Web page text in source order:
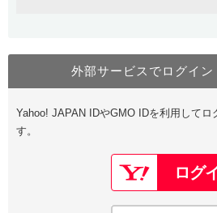
Value Domain Oneに
Google
GMO ID
Value Domain Oneアカ
以下でも登録可能
Google
外部サービスでログイン
Yahoo! JAPAN IDやGMO IDを利用してロ
す。